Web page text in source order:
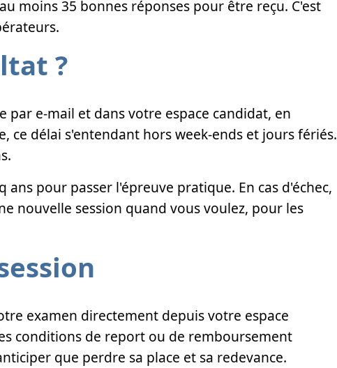
moins 35 bonnes réponses pour être reçu. C'est
?
par e-mail et dans votre espace candidat, en
ce délai s'entendant hors week-ends et jours fériés.
pour passer l'épreuve pratique. En cas d'échec,
nouvelle session quand vous voulez, pour les
examen directement depuis votre espace
conditions de report ou de remboursement
que perdre sa place et sa redevance.